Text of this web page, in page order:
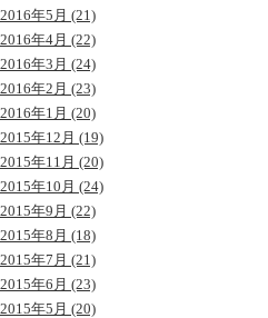
2016年5月 (21)
2016年4月 (22)
2016年3月 (24)
2016年2月 (23)
2016年1月 (20)
2015年12月 (19)
2015年11月 (20)
2015年10月 (24)
2015年9月 (22)
2015年8月 (18)
2015年7月 (21)
2015年6月 (23)
2015年5月 (20)